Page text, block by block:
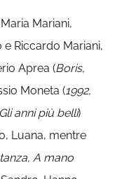
Mariani,
Riccardo Mariani,
Aprea (Boris,
Moneta (1992,
Gli anni più belli)
Luana, mentre
A mano